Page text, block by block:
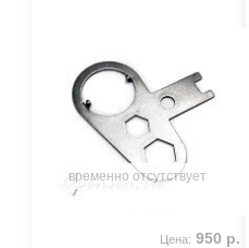
временно отсутствует
Цена: 950 р.